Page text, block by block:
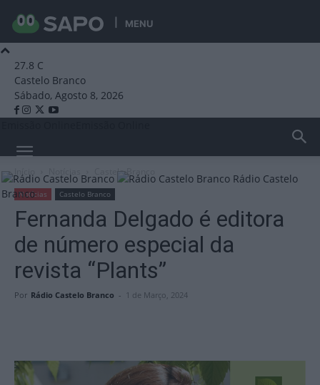
MENU
27.8 C
Castelo Branco
Sábado, Agosto 8, 2026
Rádio Castelo
Branco
Castelo Branco
Notícias Castelo Branco
Fernanda Delgado é editora
de número especial da
revista “Plants”
Por Rádio Castelo Branco - 1 de Março, 2024